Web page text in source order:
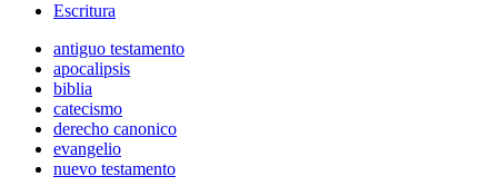
Escritura
antiguo testamento
apocalipsis
biblia
catecismo
derecho canonico
evangelio
nuevo testamento